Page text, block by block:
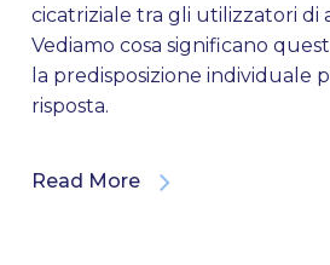
cicatriziale tra gli utilizzatori di
Vediamo cosa significano
la predisposizione individuale
risposta.
Read More